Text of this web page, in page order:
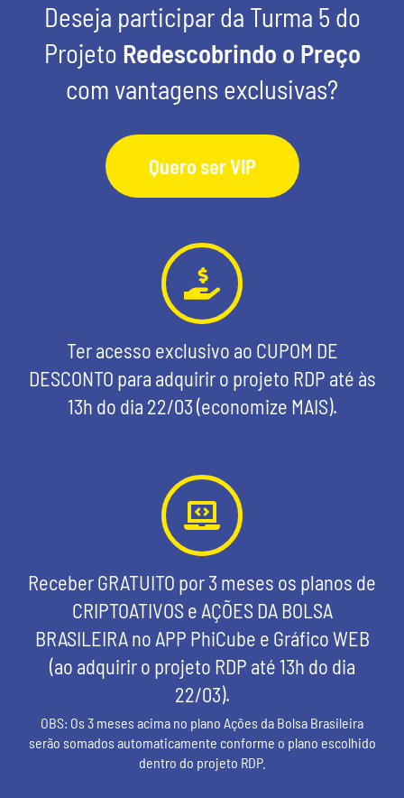
Deseja participar da Turma 5 do
Projeto Redescobrindo o Preço
com vantagens exclusivas?
Quero ser VIP
Ter acesso exclusivo ao CUPOM DE
DESCONTO para adquirir o projeto RDP até às
13h do dia 22/03 (economize MAIS).
Receber GRATUITO por 3 meses os planos de
CRIPTOATIVOS e AÇÕES DA BOLSA
BRASILEIRA no APP PhiCube e Gráfico WEB
(ao adquirir o projeto RDP até 13h do dia
22/03).
OBS: Os 3 meses acima no plano Ações da Bolsa Brasileira
serão somados automaticamente conforme o plano escolhido
dentro do projeto RDP.